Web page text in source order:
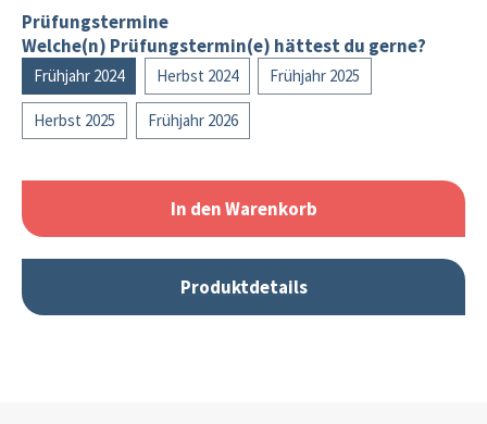
Prüfungstermine
Welche(n) Prüfungstermin(e) hättest du gerne?
Frühjahr 2024 Herbst 2024 Frühjahr 2025
Herbst 2025 Frühjahr 2026
In den Warenkorb
Produktdetails